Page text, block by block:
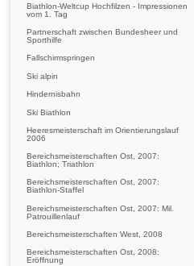
Biathlon-Weltcup Hochfilzen - Impressionen
vom 1. Tag
Partnerschaft zwischen Bundesheer und
Sporthilfe
Fallschirmspringen
Ski alpin
Hindernisbahn
Ski Biathlon
Heeresmeisterschaft im Orientierungslauf
2006
Bereichsmeisterschaften Ost, 2007:
Biathlon; Triathlon
Bereichsmeisterschaften Ost, 2007:
Biathlon-Staffel
Bereichsmeisterschaften Ost, 2007: Mil.
Patrouillenlauf
Bereichsmeisterschaften West, 2008
Bereichsmeisterschaften Ost, 2008:
Eröffnung